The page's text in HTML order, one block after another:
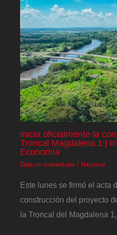
Inicia oficialmente la
Troncal Magdalena 1 |
Economía
Deja un comentario / Nacional
Este lunes se firmó el acta
construcción del proyecto
la Troncal del Magdalena